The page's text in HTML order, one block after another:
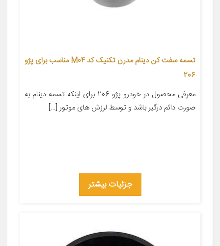
تسمه سفت کن دینام مدرن تکنیک کد M04 مناسب برای پژو
206
معرفی محصول در خودرو پژو 206 برای اینکه تسمه دینام به
صورت دائم درگیر باشد و توسط لرزش های موتور […]
جزئیات بیشتر